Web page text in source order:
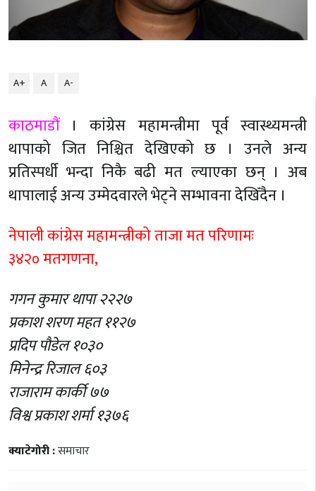
A+ A A-
काठमाडौं। कांग्रेस महामन्त्रीमा पूर्व स्वास्थ्यमन्त्री
थापाको जित निश्चित देखिएको छ । उनले अन्य
प्रतिस्पर्धी भन्दा निकै बढी मत ल्याएका छन् । अब
थापालाई अन्य उम्मेदवारले भेट्ने सम्भावना देखिँदैन ।
नेपाली कांग्रेस महामन्त्रीको ताजा मत परिणामः
३४२० मतगणना,
गगन कुमार थापा २२२७
प्रकाश शरण महत ११२७
प्रदिप पौडेल १०३०
मिनेन्द्र रिजाल ६०३
राजाराम कार्की ७७
विश्व प्रकाश शर्मा १३७६
क्याटेगोरी :समाचार